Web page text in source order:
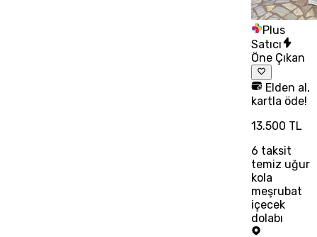
Plus
Satıcı
Öne Çıkan
Elden al,
kartla öde!
13.500 TL
6 taksit
temiz uğur
kola
meşrubat
içecek
dolabı